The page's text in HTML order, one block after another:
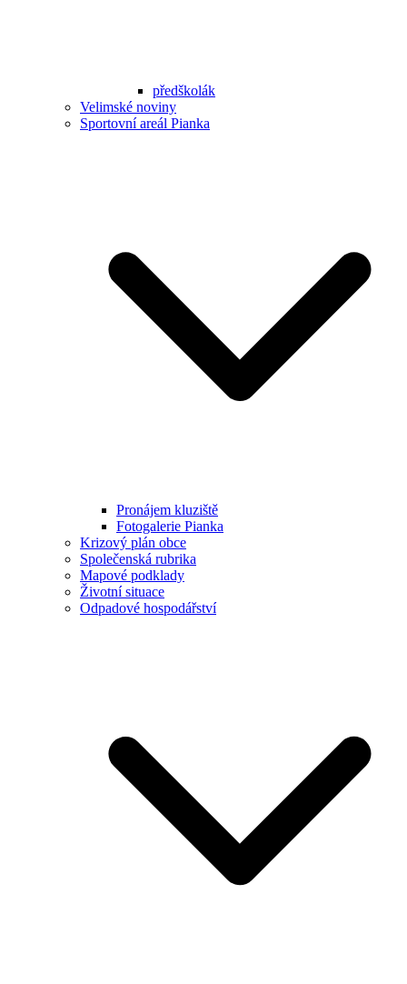
předškolák
Velimské noviny
Sportovní areál Pianka
Pronájem kluziště
Fotogalerie Pianka
Krizový plán obce
Společenská rubrika
Mapové podklady
Životní situace
Odpadové hospodářství